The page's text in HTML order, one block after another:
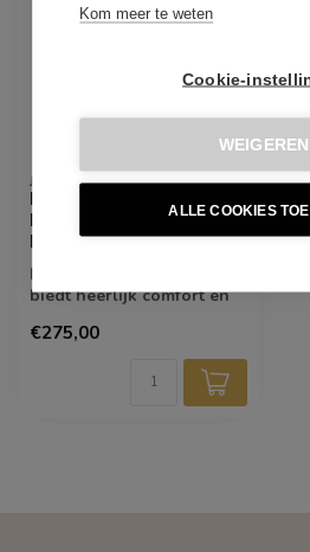
Kom meer te weten
Cookie-
WEIGEREN
ALLE COOKIES
JESPER HOME
Hofu French Toast
Eetkamerstoel - Cross
Black
De Hofu eetkamerstoel
biedt heerlijk comfort en
uit.
€275,00